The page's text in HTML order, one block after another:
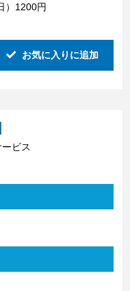
）1200円
お気に入りに追加
ビス